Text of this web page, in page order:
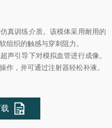
真训练介质。该模体采用耐用的
组织的触感与穿刺阻力。
声引导下对模拟血管进行成像。
作，并可通过注射器轻松补液。